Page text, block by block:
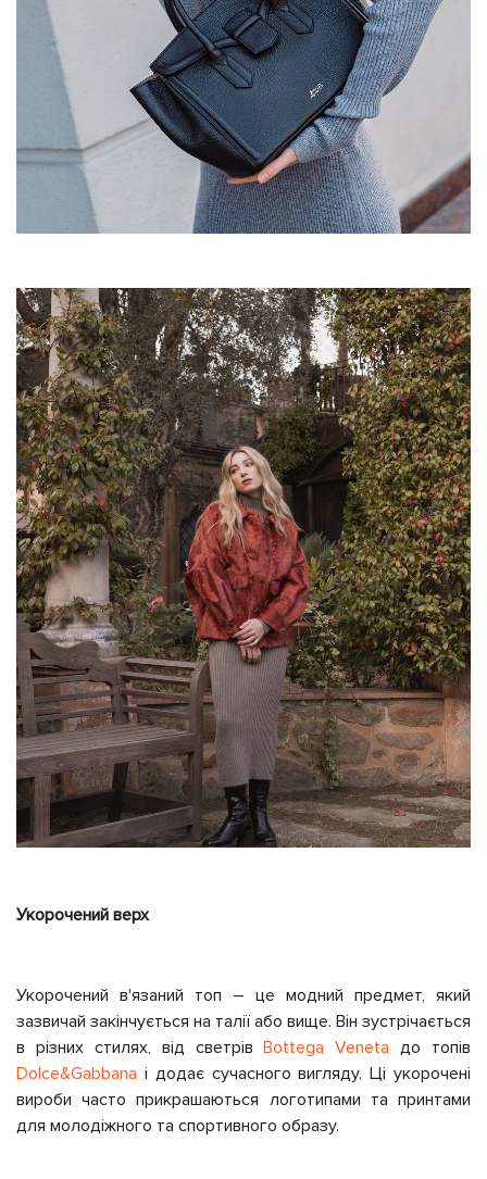
Укорочений верх
Укорочений в'язаний топ – це модний предмет, який
зазвичай закінчується на талії або вище. Він зустрічається
в різних стилях, від светрівBottega Veneta до топів
Dolce&Gabbana і додає сучасного вигляду. Ці укорочені
вироби часто прикрашаються логотипами та принтами
для молодіжного та спортивного образу.